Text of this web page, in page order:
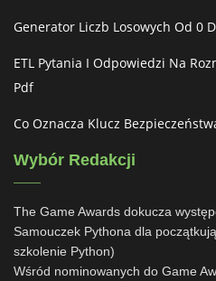
Generator Liczb Losowych Od 0
ETL Pytania I Odpowiedzi Na
Pdf
Co Oznacza Klucz
Wybór Redakcji
The Game Awards dokucza
Samouczek Pythona dla
szkolenie Python)
Wśród nominowanych do Game